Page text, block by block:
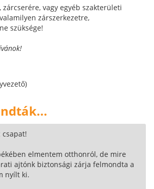
vagy egyéb szakterületi
zárszerkezetre,
szüksége!
csapat!
elmentem otthonról, de mire
ajtónk biztonsági zárja felmondta a
nyílt ki.